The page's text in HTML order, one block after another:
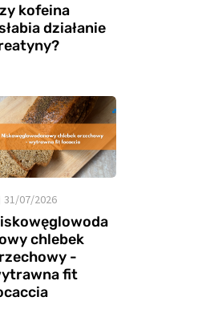
kofeina
działanie
31/07/2026
chlebek
-
fit